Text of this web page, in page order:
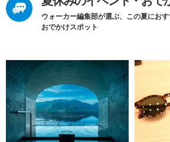
ウォーカー編集部が選ぶ、この夏にお
おでかけスポット